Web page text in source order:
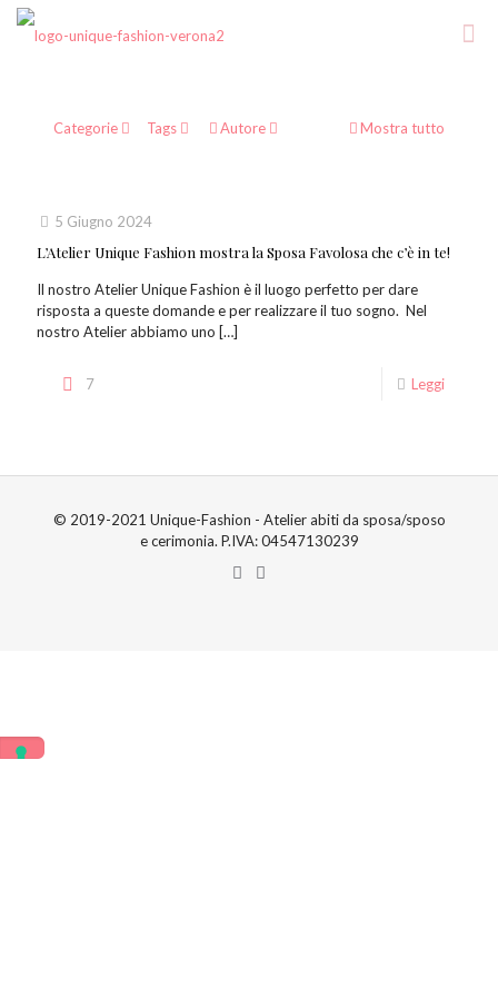
Categorie Tags Autore Mostra tutto
5 Giugno 2024
L’Atelier Unique Fashion mostra la Sposa Favolosa che c’è in te!
Il nostro Atelier Unique Fashion è il luogo perfetto per dare
risposta a queste domande e per realizzare il tuo sogno. Nel
nostro Atelier abbiamo uno […]
7 Leggi
© 2019-2021 Unique-Fashion - Atelier abiti da sposa/sposo
e cerimonia. P.IVA: 04547130239